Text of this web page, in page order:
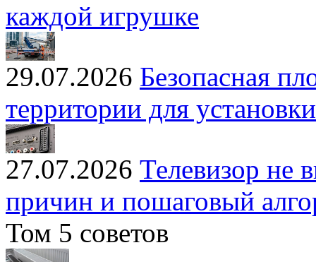
каждой игрушке
29.07.2026 Безопасная
территории для
27.07.2026 Телевизор не
причин и пошаговый
Том 5 советов